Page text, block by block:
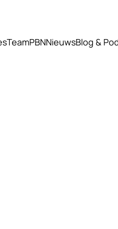
TeamPBNNieuwsBlog &